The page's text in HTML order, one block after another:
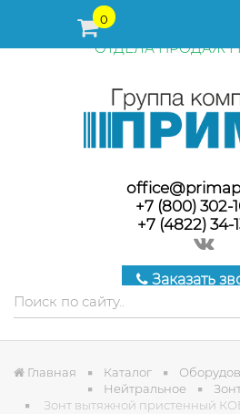
0
ПЕРЕД ОФОРМЛЕНИЕМ
ПОСТАВКИ ТОВАРА
ОТДЕЛА ПРОДАЖ
+7 (800) 302-
+7 (4822) 34-
Заказать
Главная Каталог
Нейтральное
Зонт вытяжной пристенный